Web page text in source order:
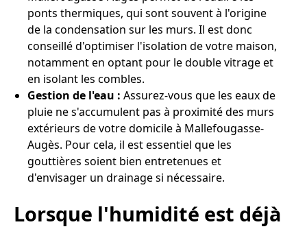
ponts thermiques, qui sont souvent à l'origine
de la condensation sur les murs. Il est donc
conseillé d'optimiser l'isolation de votre maison,
notamment en optant pour le double vitrage et
en isolant les combles.
Gestion de l'eau : Assurez-vous que les eaux de
pluie ne s'accumulent pas à proximité des murs
extérieurs de votre domicile à Mallefougasse-
Augès. Pour cela, il est essentiel que les
gouttières soient bien entretenues et
d'envisager un drainage si nécessaire.
Lorsque l'humidité est déjà